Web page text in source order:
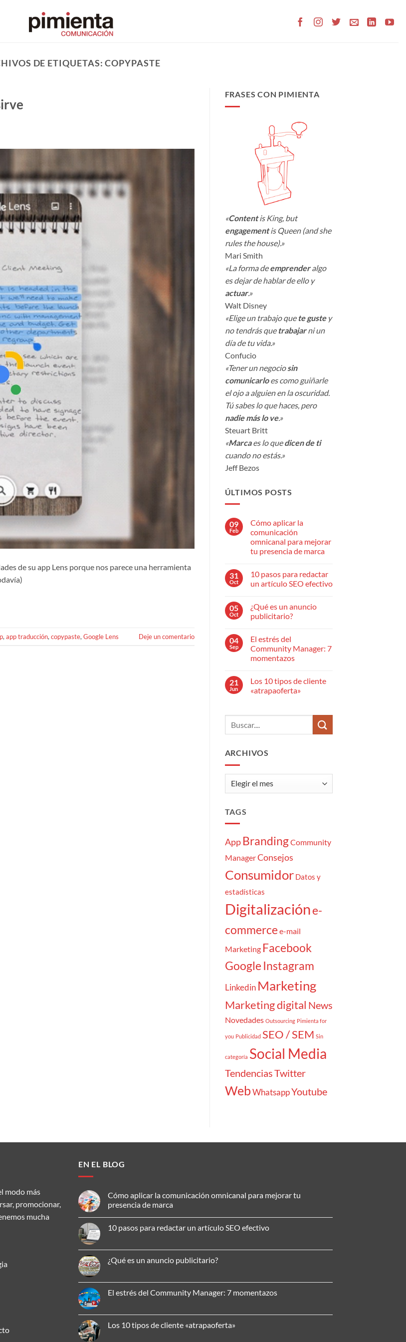
DE ETIQUETAS:COPYPASTE
de su app Lens porque nos parece una herramienta
, app traducción, copypaste, Google Lens Deje un comentario
FRASES CON PIMIENTA
«Contentis King, but
engagementis Queen (and she
rules the house).»
Mari Smith
«La forma deemprenderalgo
es dejar de hablar de ello y
actuar.»
Walt Disney
«Elige un trabajo que te gustey
no tendrás que trabajarni un
día de tu vida.»
Confucio
«Tener un negocio sin
comunicarloes como guiñarle
el ojo a alguien en la oscuridad.
Tú sabes lo que haces, pero
nadie más lo ve.»
Steuart Britt
«Marcaes lo quedicen de ti
cuando no estás.»
Jeff Bezos
ÚLTIMOS POSTS
09
Feb
Cómo aplicar la
comunicación
omnicanal para mejorar
tu presencia de marca
comentarios
Cómo
comunicación
omnicanal
para
presencia
de
marca
31
Oct
10 pasos para redactar
un artículo SEO efectivo
comentarios
en
10
redactar
un
artículo
SEO
05
Oct
¿Qué es un anuncio
publicitario?
comentarios
en
¿Qué
es
publicitario?
04
Sep
El estrés del
Community Manager: 7
momentazos
comentarios
El
7
momentazos
21
Jun
Los 10 tipos de cliente
«atrapaoferta»
comentarios
Los
10
cliente
ARCHIVOS
TAGS
App BrandingCommunity
ManagerConsejos
Consumidor Datos y
estadísticas
Digitalizacióne-
commerce e-mail
Marketing Facebook
Google Instagram
Linkedin Marketing
Marketing digital News
Novedades Outsourcing Pimienta for
you Publicidad SEO / SEM Sin
categoría Social Media
TendenciasTwitter
WebWhatsappYoutube
modo más
promocionar,
mucha
EN EL BLOG
Cómo aplicar la comunicación omnicanal para mejorar tu
presencia de marca
comentarios
comunicación
omnicanal
presencia
10 pasos para redactar un artículo SEO efectivo
comentarios
en
10
redactar
un
artículo
¿Qué es un anuncio publicitario?
comentarios
en
¿Qué
anuncio
publicitario?
El estrés del Community Manager: 7 momentazos
comentarios
en
El
Los 10 tipos de cliente «atrapaoferta»